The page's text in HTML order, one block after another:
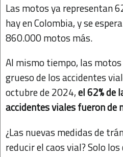
Las motos ya representan
hay en Colombia, y se
860.000 motos más.
Al mismo tiempo, las
grueso de los accidentes
octubre de 2024,el 62% de
accidentes viales fueron de
¿Las nuevas medidas de
reducir el caos vial? Solo